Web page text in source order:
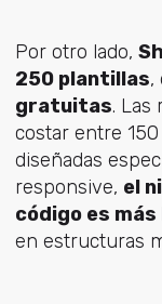
Por otro lado,
250 plantillas,
gratuitas. Las
costar entre
diseñadas
responsive, el
código es
en estructuras